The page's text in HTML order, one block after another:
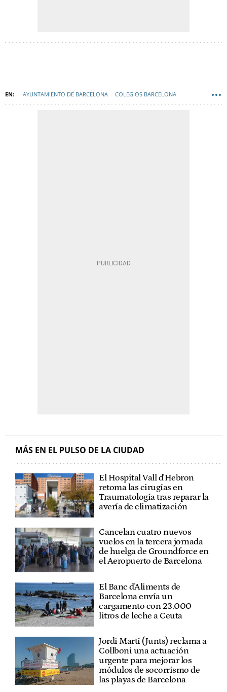
AYUNTAMIENTO DE BARCELONA COLEGIOS BARCELONA
MÁS EN EL PULSO DE LA CIUDAD
El Hospital Vall d'Hebron
retoma las cirugías en
Traumatología tras reparar la
avería de climatización
Cancelan cuatro nuevos
vuelos en la tercera jornada
de huelga de Groundforce en
el Aeropuerto de Barcelona
El Banc d'Aliments de
Barcelona envía un
cargamento con 23.000
litros de leche a Ceuta
Jordi Martí (Junts) reclama a
Collboni una actuación
urgente para mejorar los
módulos de socorrismo de
las playas de Barcelona